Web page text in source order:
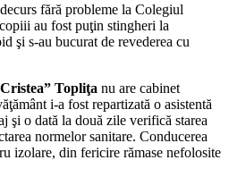
fără probleme la Colegiul
au fost puţin stingheri la
şi s-au bucurat de revederea cu
Topliţa nu are cabinet
i-a fost repartizată o asistentă
şi o dată la două zile verifică starea
normelor sanitare. Conducerea
izolare, din fericire rămase nefolosite